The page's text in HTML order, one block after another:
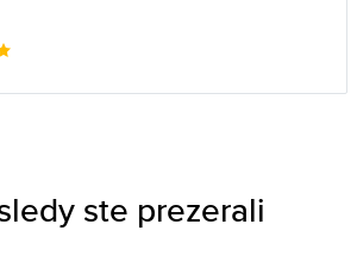
ste prezerali